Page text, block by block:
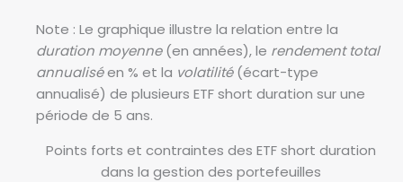
Note : Le graphique illustre la relation entre la
duration moyenne(en années), le rendement total
annualiséen % et la volatilité(écart-type
annualisé) de plusieurs ETF short duration sur une
période de 5 ans.
Points forts et contraintes des ETF short duration
dans la gestion des portefeuilles